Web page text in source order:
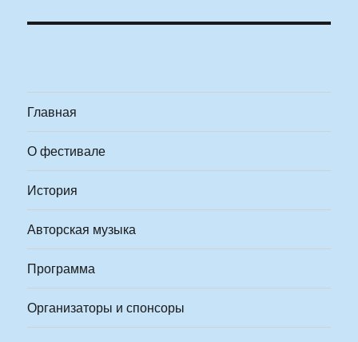
Главная
О фестивале
История
Авторская музыка
Программа
Организаторы и спонсоры